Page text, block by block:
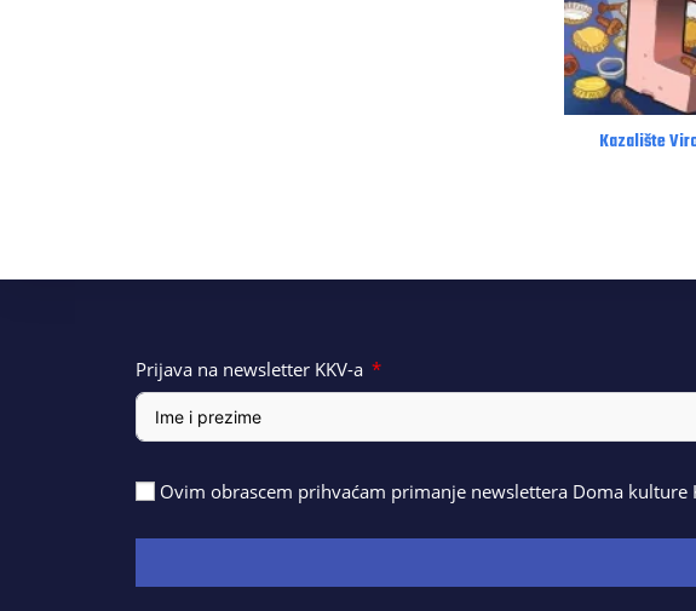
Kazalište
Prijava na newsletter KKV-a
Ovim obrascem prihvaćam primanje newslettera Doma kulture